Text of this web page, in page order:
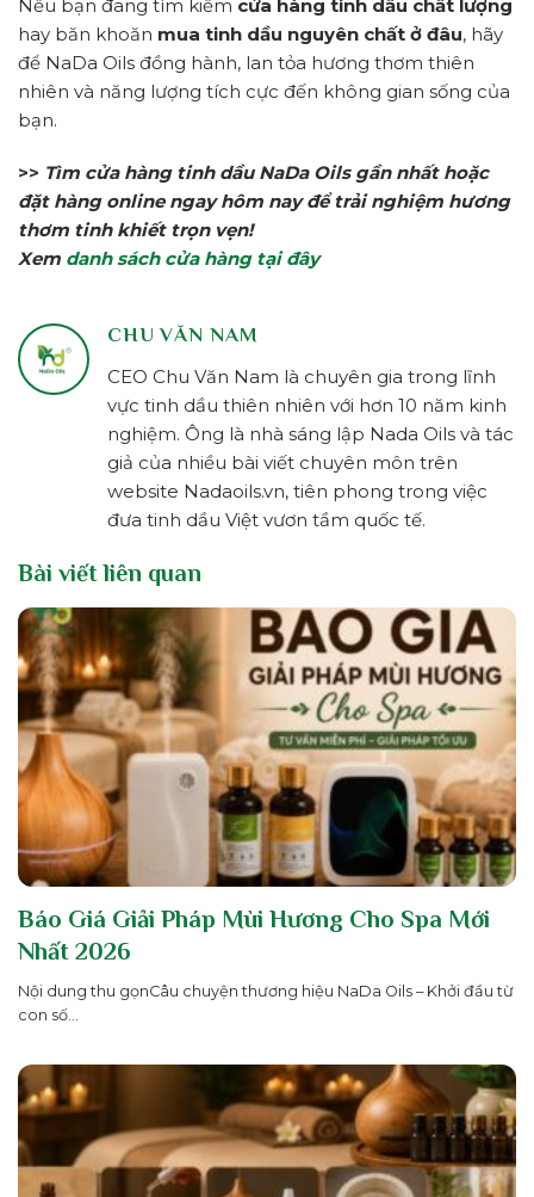
Nếu bạn đang tìm kiếm cửa hàng tinh dầu chất lượng
hay băn khoăn mua tinh dầu nguyên chất ở đâu, hãy
để NaDa Oils đồng hành, lan tỏa hương thơm thiên
nhiên và năng lượng tích cực đến không gian sống của
bạn.
>> Tìm cửa hàng tinh dầu NaDa Oils gần nhất hoặc
đặt hàng online ngay hôm nay để trải nghiệm hương
thơm tinh khiết trọn vẹn!
Xem danh sách cửa hàng tại đây
CHU VĂN NAM
CEO Chu Văn Nam là chuyên gia trong lĩnh
vực tinh dầu thiên nhiên với hơn 10 năm kinh
nghiệm. Ông là nhà sáng lập Nada Oils và tác
giả của nhiều bài viết chuyên môn trên
website Nadaoils.vn, tiên phong trong việc
đưa tinh dầu Việt vươn tầm quốc tế.
Bài viết liên quan
Báo Giá Giải Pháp Mùi Hương Cho Spa Mới
Nhất 2026
Nội dung thu gọnCâu chuyện thương hiệu NaDa Oils – Khởi đầu từ
con số...